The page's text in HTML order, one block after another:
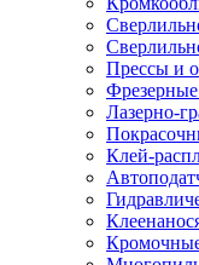
Прессы и
Лазерно-
Клей-